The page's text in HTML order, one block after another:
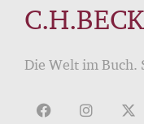
C.H.BECK
Die Welt im Buch.